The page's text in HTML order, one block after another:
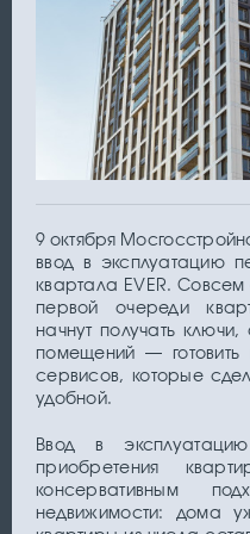
9 октября
ввод в эксплуатацию
квартала EVER.
первой очереди
начнут получать
помещений —
сервисов, которые
удобной.
Ввод в
приобретения
консервативным
недвижимости: дома